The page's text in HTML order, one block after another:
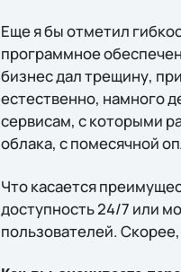
Еще я бы отметил
программное
бизнес дал трещину,
естественно, намного
сервисам, с которыми
облака, с помесячной
Что касается
доступность 24/7 или
пользователей.